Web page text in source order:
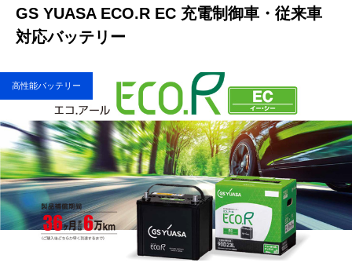
GS YUASA ECO.R EC 充電制御車・従来車
対応バッテリー
高性能バッテリー